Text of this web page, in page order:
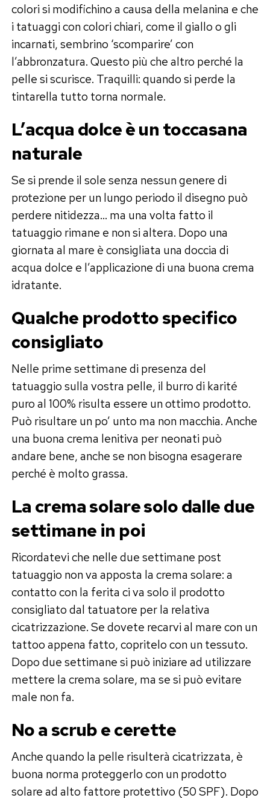
colori si modifichino a causa della melanina e che
i tatuaggi con colori chiari, come il giallo o gli
incarnati, sembrino ‘scomparire’ con
l’abbronzatura. Questo più che altro perché la
pelle si scurisce. Traquilli: quando si perde la
tintarella tutto torna normale.
L’acqua dolce è un toccasana
naturale
Se si prende il sole senza nessun genere di
protezione per un lungo periodo il disegno può
perdere nitidezza… ma una volta fatto il
tatuaggio rimane e non si altera. Dopo una
giornata al mare è consigliata una doccia di
acqua dolce e l’applicazione di una buona crema
idratante.
Qualche prodotto specifico
consigliato
Nelle prime settimane di presenza del
tatuaggio sulla vostra pelle, il burro di karité
puro al 100% risulta essere un ottimo prodotto.
Può risultare un po’ unto ma non macchia. Anche
una buona crema lenitiva per neonati può
andare bene, anche se non bisogna esagerare
perché è molto grassa.
La crema solare solo dalle due
settimane in poi
Ricordatevi che nelle due settimane post
tatuaggio non va apposta la crema solare: a
contatto con la ferita ci va solo il prodotto
consigliato dal tatuatore per la relativa
cicatrizzazione. Se dovete recarvi al mare con un
tattoo appena fatto, copritelo con un tessuto.
Dopo due settimane si può iniziare ad utilizzare
mettere la crema solare, ma se si può evitare
male non fa.
No a scrub e cerette
Anche quando la pelle risulterà cicatrizzata, è
buona norma proteggerlo con un prodotto
solare ad alto fattore protettivo (50 SPF). Dopo